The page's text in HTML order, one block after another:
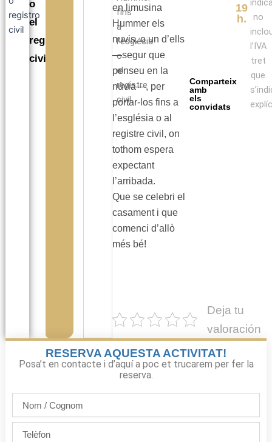
o
el
registre
civil.
fins
a
l’església
o
el
registre
civil.
en limusina
Hummer els
nuvis, o un d’ells
—segur que
penseu en la
núvia—, per
portar-los fins a
l’església o al
registre civil, on
tothom espera
expectant
l’arribada.
Que se celebri el
casament i que
comenci d’allò
més bé!
Deja tu
valoración
Comparteix
amb
els
convidats
19
h.
no
l’IVA
tret
que
RESERVA AQUESTA ACTIVITAT!
Posa’t en contacte i d’aquí a poc et trucarem per fer la
reserva.
Cognom